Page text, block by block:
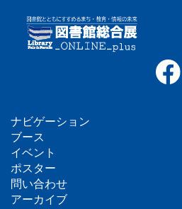
フ
ッ
タ
ナビゲーション
ブース
イベント
ポスター
問い合わせ
アーカイブ